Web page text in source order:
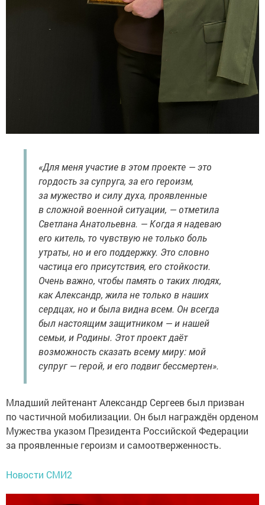
«Для меня участие в этом проекте — это
гордость за супруга, за его героизм,
за мужество и силу духа, проявленные
в сложной военной ситуации, — отметила
Светлана Анатольевна. — Когда я надеваю
его китель, то чувствую не только боль
утраты, но и его поддержку. Это словно
частица его присутствия, его стойкости.
Очень важно, чтобы память о таких людях,
как Александр, жила не только в наших
сердцах, но и была видна всем. Он всегда
был настоящим защитником — и нашей
семьи, и Родины. Этот проект даёт
возможность сказать всему миру: мой
супруг — герой, и его подвиг бессмертен».
Младший лейтенант Александр Сергеев был призван
по частичной мобилизации. Он был награждён орденом
Мужества указом Президента Российской Федерации
за проявленные героизм и самоотверженность.
Новости СМИ2